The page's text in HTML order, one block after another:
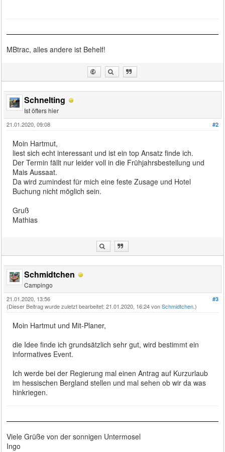
MBtrac, alles andere ist Behelf!
Schnelting
Ist öfters hier
#2
21.01.2020, 09:08
Moin Hartmut,
liest sich echt interessant und ist ein top Ansatz finde ich.
Der Termin fällt nur leider voll in die Frühjahrsbestellung und
Mais Aussaat.
Da wird zumindest für mich eine feste Zusage und Hotel
Buchung nicht möglich sein.
Gruß
Mathias
Schmidtchen
Campingo
#3
21.01.2020, 13:56
(Dieser Beitrag wurde zuletzt bearbeitet: 21.01.2020, 16:24 vonSchmidtchen.)
Moin Hartmut und Mit-Planer,
die Idee finde ich grundsätzlich sehr gut, wird bestimmt ein
informatives Event.
Ich werde bei der Regierung mal einen Antrag auf Kurzurlaub
im hessischen Bergland stellen und mal sehen ob wir da was
hinkriegen.
Viele Grüße von der sonnigen Untermosel
Ingo